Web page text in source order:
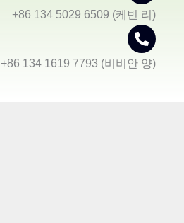
+86 134 5029 6509 (케빈 리)
+86 134 1619 7793 (비비안 양)